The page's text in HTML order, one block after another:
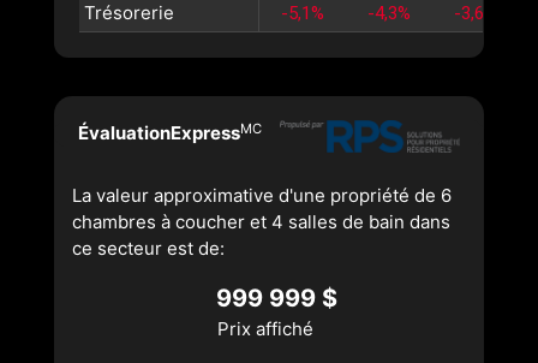
Trésorerie -5,1% -4,3% -3,6%
ÉvaluationExpressMC
La valeur approximative d'une propriété de 6
chambres à coucher et 4 salles de bain dans
ce secteur est de:
999 999 $
Prix affiché